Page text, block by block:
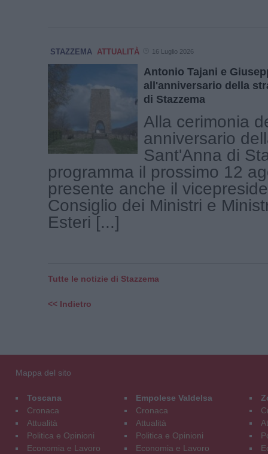
STAZZEMA ATTUALITÀ 16 Luglio 2026
Antonio Tajani e
all'anniversario della
di Stazzema
Alla cerimonia
anniversario
Sant'Anna di
programma il prossimo 12
presente anche il
Consiglio dei Ministri e
Esteri [...]
Tutte le notizie di Stazzema
<< Indietro
Mappa del sito
Toscana
Cronaca
Attualità
Politica e Opinioni
Economia e Lavoro
Empolese Valdelsa
Cronaca
Attualità
Politica e Opinioni
Economia e Lavoro